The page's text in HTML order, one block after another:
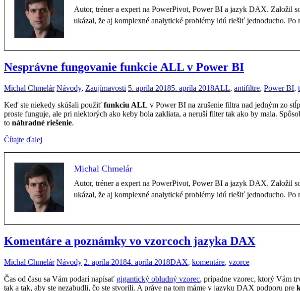
Autor, tréner a expert na PowerPivot, Power BI a jazyk DAX. Založil
ukázal, že aj komplexné analytické problémy idú riešiť jednoducho.
Nesprávne fungovanie funkcie ALL v Power BI
Michal Chmelár Návody, Zaujímavosti 5. apríla 20185. apríla 2018ALL, antifiltre, Power BI,
Keď ste niekedy skúšali použiť funkciu ALL v Power BI na zrušenie filtra nad jedným zo
proste funguje, ale pri niektorých ako keby bola zakliata, a neruší filter tak ako by mala.
to náhradné riešenie.
Čítajte ďalej
Michal Chmelár
Autor, tréner a expert na PowerPivot, Power BI a jazyk DAX. Založil
ukázal, že aj komplexné analytické problémy idú riešiť jednoducho.
Komentáre a poznámky vo vzorcoch jazyka DAX
Michal Chmelár Návody 2. apríla 20184. apríla 2018DAX, komentáre, vzorce
Čas od času sa Vám podarí napísať gigantický obludný vzorec, prípadne vzorec, ktorý Vám
tak a tak, aby ste nezabudli, čo ste stvorili. A práve na tom máme v jazyku DAX podporu pre